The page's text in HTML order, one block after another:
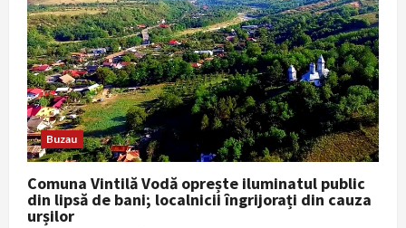
Buzau
Comuna Vintilă Vodă oprește iluminatul public
din lipsă de bani; localnicii îngrijorați din cauza
urșilor